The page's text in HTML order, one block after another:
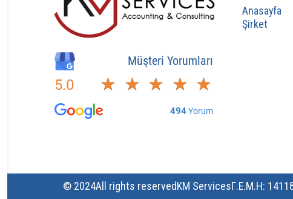
Anasayfa
Şirket
© 2024All rights reservedKM ServicesΓ.Ε.Μ.Η: